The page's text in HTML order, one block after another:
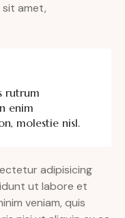
amet,
rutrum
enim
molestie nisl.
adipisicing
ut labore et
veniam, quis